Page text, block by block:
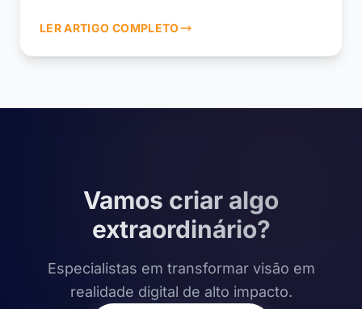
LER ARTIGO COMPLETO
Vamos criar algo
extraordinário?
Especialistas em transformar visão em
realidade digital de alto impacto.